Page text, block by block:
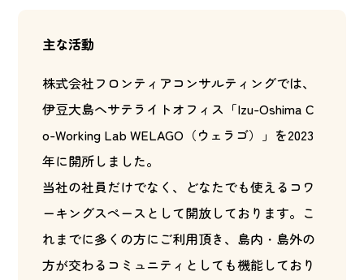
主な活動
株式会社フロンティアコンサルティングでは、
伊豆大島へサテライトオフィス「Izu-Oshima C
o-Working Lab WELAGO（ウェラゴ）」を2023
年に開所しました。
当社の社員だけでなく、どなたでも使えるコワ
ーキングスペースとして開放しております。こ
れまでに多くの方にご利用頂き、島内・島外の
方が交わるコミュニティとしても機能しており